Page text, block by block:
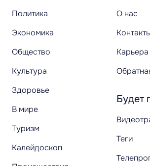
Политика
Экономика
Общество
Культура
Здоровье
В мире
Туризм
Калейдоскоп
О нас
Карьера
Будет
Теги